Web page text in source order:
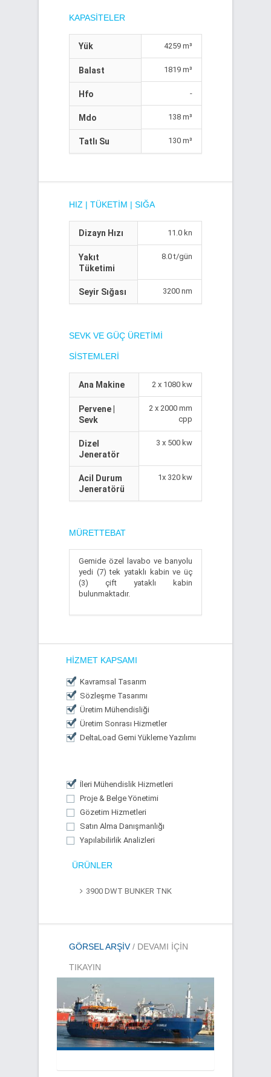
KAPASITELER
Yük 4259 m³
Balast 1819 m³
Hfo -
Mdo 138 m³
Tatlı Su 130 m³
HIZ | TÜKETIM | SIĞA
Dizayn Hızı 11.0 kn
Yakıt
Tüketimi
8.0 t/gün
Seyir Sığası 3200 nm
SEVK VE GÜÇ ÜRETIMI
SISTEMLERI
Ana Makine 2 x 1080 kw
Pervene |
Sevk
2 x 2000 mm
cpp
Dizel
Jeneratör
3 x 500 kw
Acil Durum
Jeneratörü
1x 320 kw
MÜRETTEBAT
Gemide özel lavabo ve banyolu
yedi (7) tek yataklı kabin ve üç
(3) çift yataklı kabin
bulunmaktadır.
HIZMET KAPSAMI
Kavramsal Tasarım
Sözleşme Tasarımı
Üretim Mühendisliği
Üretim Sonrası Hizmetler
DeltaLoad Gemi Yükleme Yazılımı
İleri Mühendislik Hizmetleri
Proje & Belge Yönetimi
Gözetim Hizmetleri
Satın Alma Danışmanlığı
Yapılabilirlik Analizleri
ÜRÜNLER
3900 DWT BUNKER TNK
GÖRSEL ARŞIV/ DEVAMI IÇIN
TIKAYIN